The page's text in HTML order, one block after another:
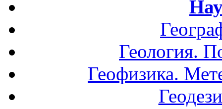
Геология.
Геофизика.